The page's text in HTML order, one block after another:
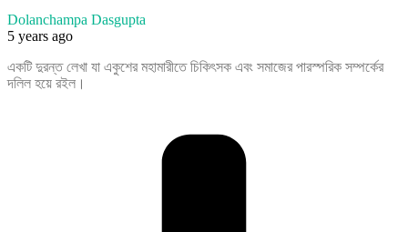
Dolanchampa Dasgupta
5 years ago
একটি দুরন্ত লেখা যা একুশের মহামারীতে চিকিৎসক এবং সমাজের পারস্পরিক সম্পর্কের
দলিল হয়ে রইল।